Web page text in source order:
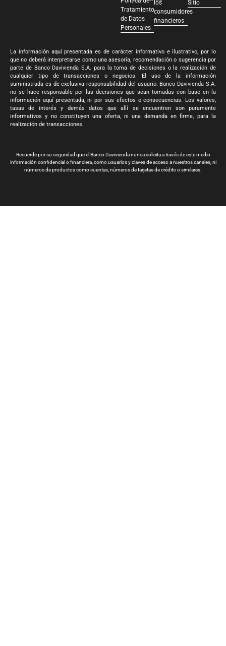
Tratamiento
de Datos
Personales
los
consumidores
financieros
Sitio
La información aquí presentada es de carácter informativo e ilustrativo, por lo
que no deberá interpretarse como una asesoría, recomendación o sugerencia por
parte de Banco Davivienda S.A. para la toma de decisiones o la realización de
cualquier tipo de transacciones o negocios. El uso de la información
suministrada es de exclusiva responsabilidad del usuario. Banco Davivienda S.A.
no se hace responsable por las decisiones que sean tomadas con base en la
información aquí presentada, ni por sus efectos o consecuencias. Los valores,
tasas de interés y demás datos que allí se encuentren son puramente
informativos y no constituyen una oferta, ni una demanda en firme, para la
realización de transacciones.
Recuerde por su seguridad que el Banco Davivienda nunca solicita a través de este medio
información confidencial o financiera, como usuarios y claves de acceso a nuestros canales, ni
números de productos como cuentas, números de tarjetas de crédito o similares.